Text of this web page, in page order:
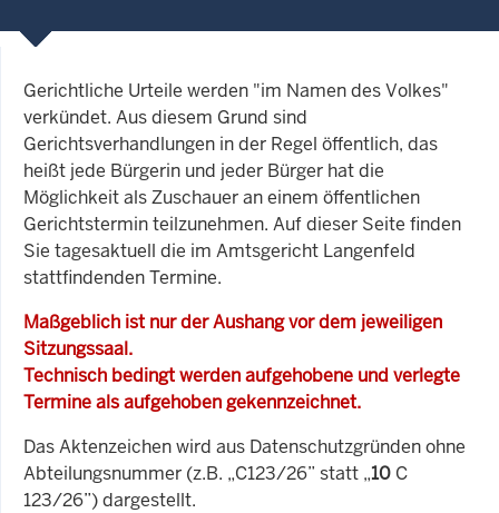
Gerichtliche Urteile werden "im Namen des Volkes"
verkündet. Aus diesem Grund sind
Gerichtsverhandlungen in der Regel öffentlich, das
heißt jede Bürgerin und jeder Bürger hat die
Möglichkeit als Zuschauer an einem öffentlichen
Gerichtstermin teilzunehmen. Auf dieser Seite finden
Sie tagesaktuell die im Amtsgericht Langenfeld
stattfindenden Termine.
Maßgeblich ist nur der Aushang vor dem jeweiligen
Sitzungssaal.
Technisch bedingt werden aufgehobene und verlegte
Termine als aufgehoben gekennzeichnet.
Das Aktenzeichen wird aus Datenschutzgründen ohne
Abteilungsnummer (z.B. „C123/26” statt „10 C
123/26”) dargestellt.